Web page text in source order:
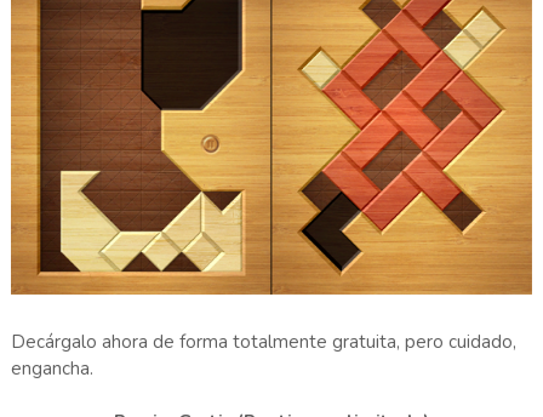
Decárgalo ahora de forma totalmente gratuita, pero cuidado,
engancha.